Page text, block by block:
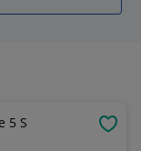
5 S